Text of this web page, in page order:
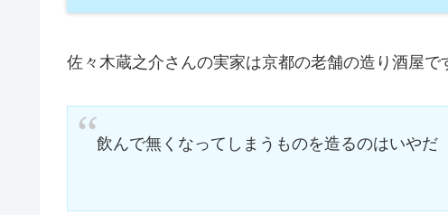
佐々木蔵之介さんの実家は京都の老舗の造り酒屋で
飲んで無くなってしまうものを造るのはいや